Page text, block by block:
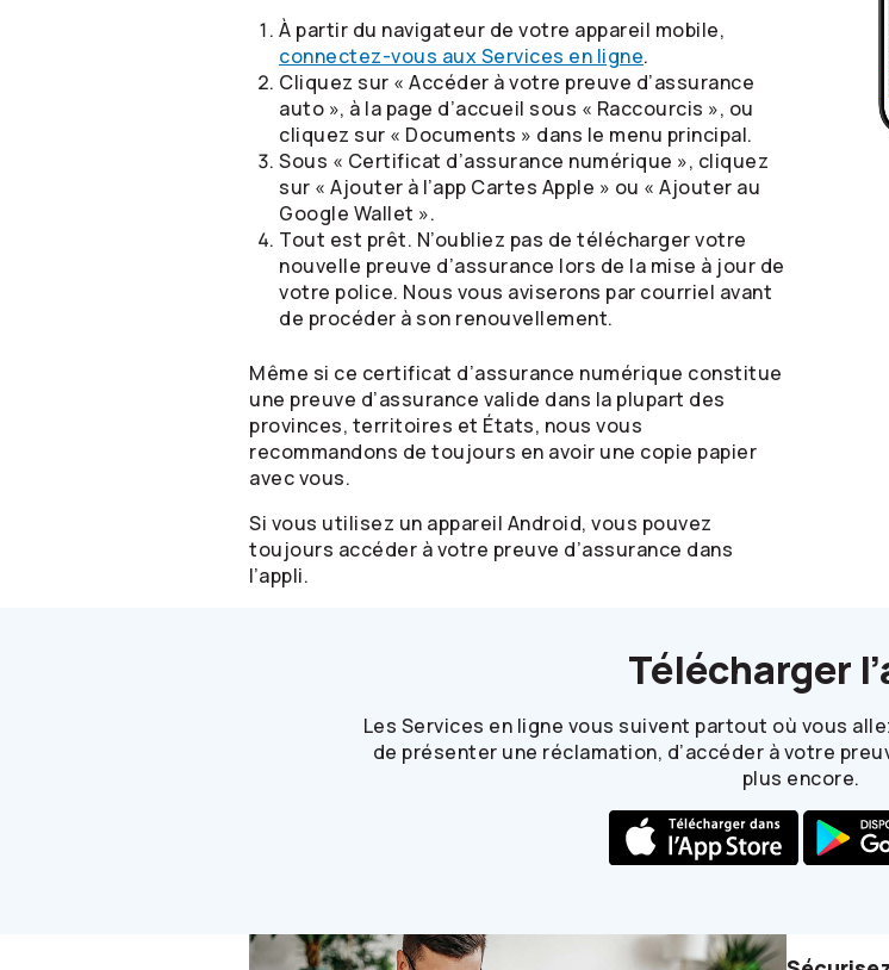
À partir du navigateur de votre appareil mobile,
connectez-vous aux Services en ligne.
Cliquez sur « Accéder à votre preuve d’assurance
auto », à la page d’accueil sous « Raccourcis », ou
cliquez sur « Documents » dans le menu principal.​
Sous « Certificat d’assurance numérique », cliquez
sur « Ajouter à l’app Cartes Apple » ou « Ajouter au
Google Wallet ».
Tout est prêt. N’oubliez pas de télécharger votre
nouvelle preuve d’assurance lors de la mise à jour de
votre police. Nous vous aviserons par courriel avant
de procéder à son renouvellement.
Même si ce certificat d’assurance numérique constitue
une preuve d’assurance valide dans la plupart des
provinces, territoires et États, nous vous
recommandons de toujours en avoir une copie papier
avec vous.
Si vous utilisez un appareil Android, vous pouvez
toujours accéder à votre preuve d’assurance dans
l’appli.
Télécharger
Les Services en ligne vous suivent partout où vous
de présenter une réclamation, d’accéder à votre
plus encore.